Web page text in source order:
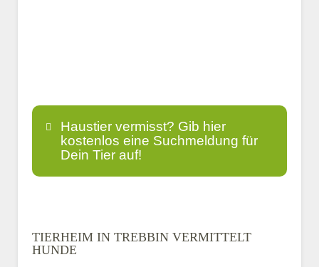
Haustier vermisst? Gib hier
kostenlos eine Suchmeldung für
Dein Tier auf!
TIERHEIM IN TREBBIN VERMITTELT
HUNDE